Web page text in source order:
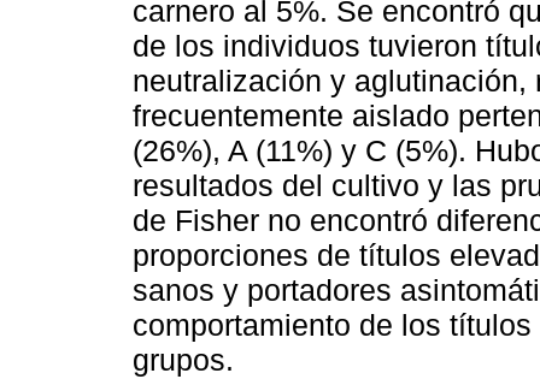
carnero al 5%. Se encontró
de los individuos tuvieron
neutralización y
frecuentemente aislado
(26%), A (11%) y C (5%).
resultados del cultivo y las
de Fisher no encontró
proporciones de títulos
sanos y portadores
comportamiento de los
grupos.